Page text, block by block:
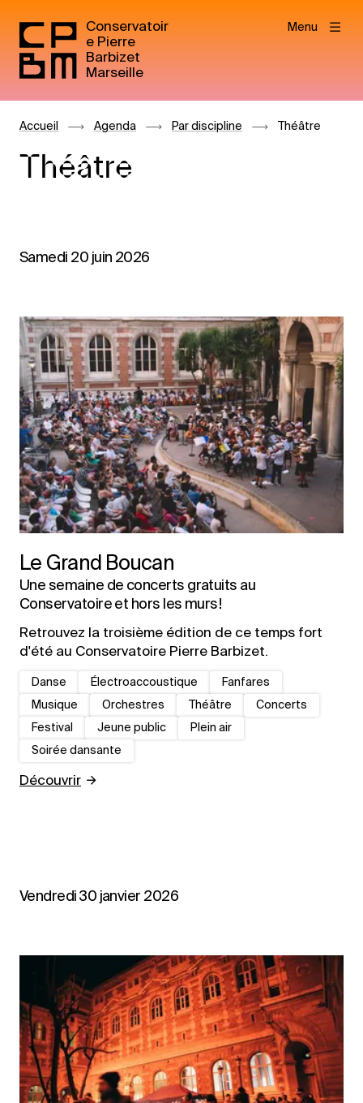
Conservatoir
e Pierre
Barbizet
Marseille
Menu
Accueil Agenda Par discipline Théâtre
Théâtre
Samedi 20 juin 2026
Le Grand Boucan
Une semaine de concerts gratuits au
Conservatoire et hors les murs !
Retrouvez la troisième édition de ce temps fort
d'été au Conservatoire Pierre Barbizet.
Danse Électroaccoustique
Fanfares
Musique
Orchestres Théâtre
Concerts
Festival
Jeune public
Plein air
Soirée dansante
Découvrir
Vendredi 30 janvier 2026